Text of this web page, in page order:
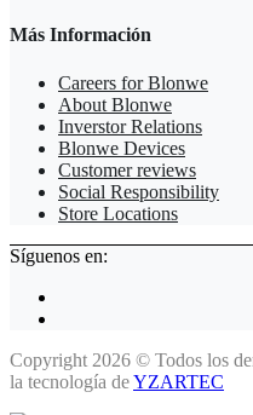
Más Información
Careers for Blonwe
About Blonwe
Inverstor Relations
Blonwe Devices
Customer reviews
Social Responsibility
Store Locations
Síguenos en:
Copyright 2026 © Todos los
la tecnología deYZARTEC